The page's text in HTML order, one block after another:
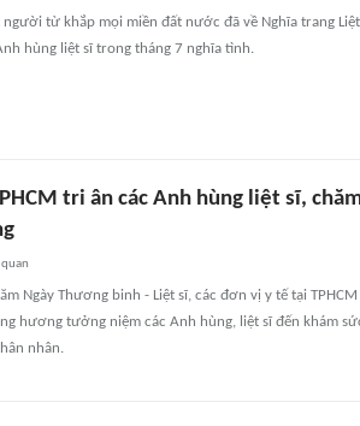
từ khắp mọi miền đất nước đã về Nghĩa trang Liệt
hùng liệt sĩ trong tháng 7 nghĩa tình.
tri ân các Anh hùng liệt sĩ,
quan
Ngày Thương binh - Liệt sĩ, các đơn vị y tế tại
hương tưởng niệm các Anh hùng, liệt sĩ đến khám
nhân.